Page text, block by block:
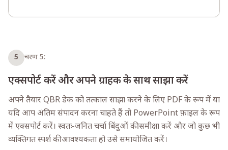
5 चरण 5:
एक्सपोर्ट करें और अपने ग्राहक के साथ साझा करें
अपने तैयार QBR डेक को तत्काल साझा करने के लिए PDF के रूप में या
यदि आप अंतिम संपादन करना चाहते हैं तो PowerPoint फ़ाइल के रूप
में एक्सपोर्ट करें। स्वतः-जनित चर्चा बिंदुओं की समीक्षा करें और जो कुछ भी
व्यक्तिगत स्पर्श की आवश्यकता हो उसे समायोजित करें।